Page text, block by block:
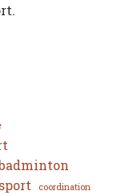
coordination